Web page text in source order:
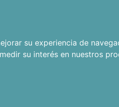
su experiencia de
medir su interés en nuestros